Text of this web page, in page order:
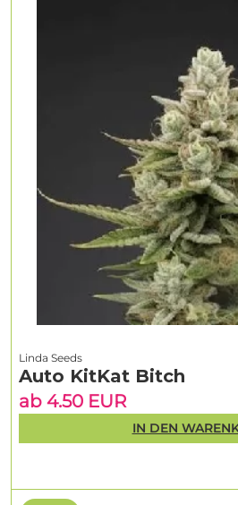
Linda Seeds
Auto KitKat Bitch
ab 4.50 EUR
IN DEN